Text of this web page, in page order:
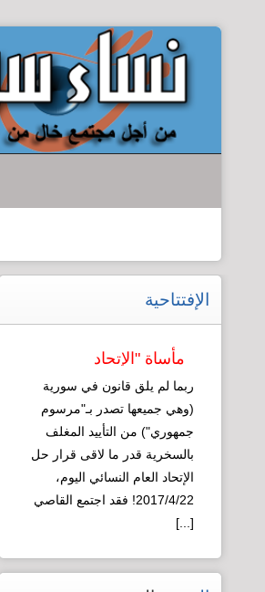
الإفتتاحية
مأساة "الإتحاد
النسائي": نموذج
العقلية السورية
لـ"التطوير"!
ربما لم يلق قانون في سورية
(وهي جميعها تصدر بـ"مرسوم
جمهوري") من التأييد المغلف
بالسخرية قدر ما لاقى قرار حل
الإتحاد العام النسائي اليوم،
2017/4/22! فقد اجتمع القاصي
[...]
Read more...